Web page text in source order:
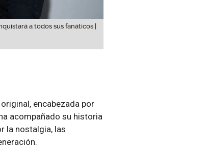
a todos sus fanáticos |
encabezada por
acompañado su historia
la nostalgia, las